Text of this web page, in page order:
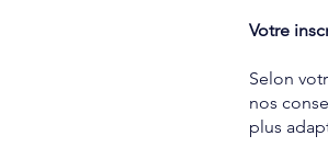
Votre
Selon
nos
plus